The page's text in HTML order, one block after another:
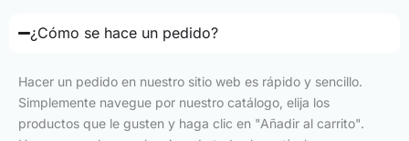
¿Cómo se hace un pedido?
Hacer un pedido en nuestro sitio web es rápido y sencillo.
Simplemente navegue por nuestro catálogo, elija los
productos que le gusten y haga clic en "Añadir al carrito".